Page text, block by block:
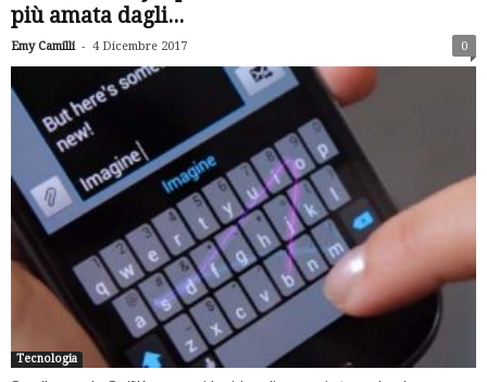
più amata dagli...
Emy Camilli - 4 Dicembre 2017 0
Tecnologia